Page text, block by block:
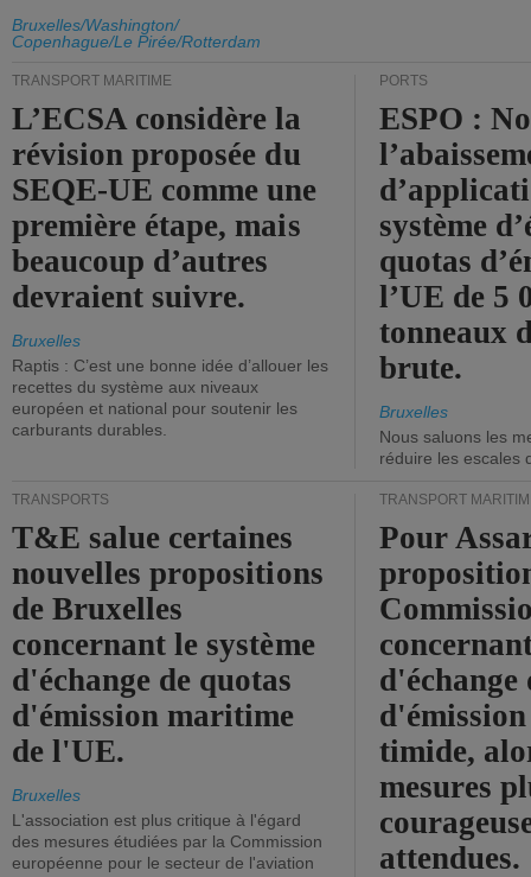
Bruxelles/Washington/
Copenhague/Le Pirée/Rotterdam
TRANSPORT MARITIME
L’ECSA considère la
révision proposée du
SEQE-UE comme une
première étape, mais
beaucoup d’autres
devraient suivre.
Bruxelles
Raptis : C’est une bonne idée d’allouer les
recettes du système aux niveaux
européen et national pour soutenir les
carburants durables.
PORTS
ESPO :
système
quotas
l’UE de 5
tonneaux
brute.
Bruxelles
Nous saluons les
réduire les escales
TRANSPORTS
T&E salue certaines
nouvelles propositions
de Bruxelles
concernant le système
d'échange de quotas
d'émission maritime
de l'UE.
Bruxelles
L'association est plus critique à l'égard
des mesures étudiées par la Commission
européenne pour le secteur de l'aviation
TRANSPORT
Pour
d'échange
timide,
mesures
attendues.